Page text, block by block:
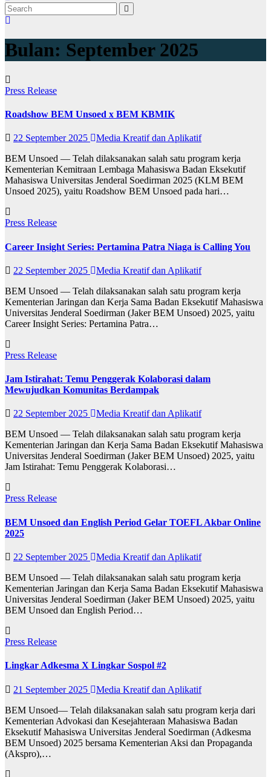
Bulan: September 2025
Press Release
Roadshow BEM Unsoed x BEM KBMIK
22 September 2025
Media Kreatif dan Aplikatif
BEM Unsoed — Telah dilaksanakan salah satu program kerja
Kementerian Kemitraan Lembaga Mahasiswa Badan Eksekutif
Mahasiswa Universitas Jenderal Soedirman 2025 (KLM BEM
Unsoed 2025), yaitu Roadshow BEM Unsoed pada hari…
Press Release
Career Insight Series: Pertamina Patra Niaga is Calling You
22 September 2025
Media Kreatif dan Aplikatif
BEM Unsoed — Telah dilaksanakan salah satu program kerja
Kementerian Jaringan dan Kerja Sama Badan Eksekutif Mahasiswa
Universitas Jenderal Soedirman (Jaker BEM Unsoed) 2025, yaitu
Career Insight Series: Pertamina Patra…
Press Release
Jam Istirahat: Temu Penggerak Kolaborasi dalam
Mewujudkan Komunitas Berdampak
22 September 2025
Media Kreatif dan Aplikatif
BEM Unsoed — Telah dilaksanakan salah satu program kerja
Kementerian Jaringan dan Kerja Sama Badan Eksekutif Mahasiswa
Universitas Jenderal Soedirman (Jaker BEM Unsoed) 2025, yaitu
Jam Istirahat: Temu Penggerak Kolaborasi…
Press Release
BEM Unsoed dan English Period Gelar TOEFL Akbar Online
2025
22 September 2025
Media Kreatif dan Aplikatif
BEM Unsoed — Telah dilaksanakan salah satu program kerja
Kementerian Jaringan dan Kerja Sama Badan Eksekutif Mahasiswa
Universitas Jenderal Soedirman (Jaker BEM Unsoed) 2025, yaitu
BEM Unsoed dan English Period…
Press Release
Lingkar Adkesma X Lingkar Sospol #2
21 September 2025
Media Kreatif dan Aplikatif
BEM Unsoed— Telah dilaksanakan salah satu program kerja dari
Kementerian Advokasi dan Kesejahteraan Mahasiswa Badan
Eksekutif Mahasiswa Universitas Jenderal Soedirman (Adkesma
BEM Unsoed) 2025 bersama Kementerian Aksi dan Propaganda
(Akspro),…